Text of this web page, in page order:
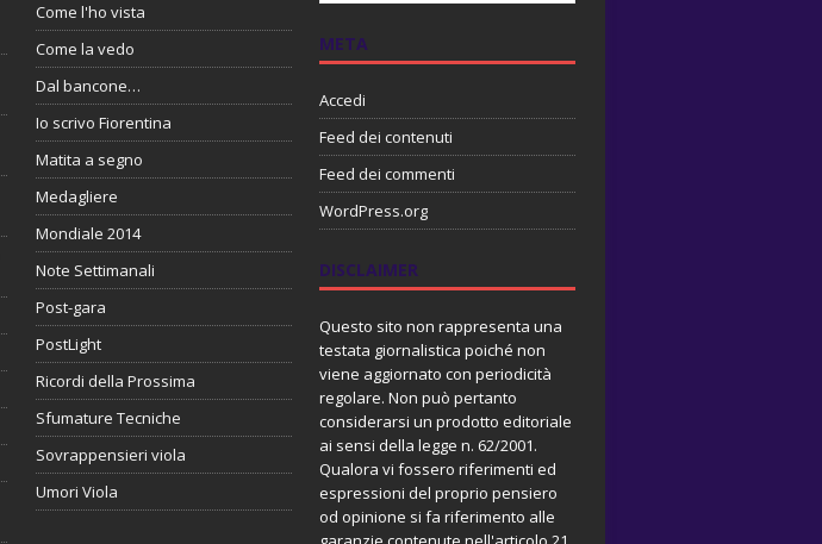
Come l'ho vista
Come la vedo
Dal bancone…
Io scrivo Fiorentina
Matita a segno
Medagliere
Mondiale 2014
Note Settimanali
Post-gara
PostLight
Ricordi della Prossima
Sfumature Tecniche
Sovrappensieri viola
Umori Viola
META
Accedi
Feed dei contenuti
Feed dei commenti
WordPress.org
DISCLAIMER
Questo sito non rappresenta una
testata giornalistica poiché non
viene aggiornato con periodicità
regolare. Non può pertanto
considerarsi un prodotto editoriale
ai sensi della legge n. 62/2001.
Qualora vi fossero riferimenti ed
espressioni del proprio pensiero
od opinione si fa riferimento alle